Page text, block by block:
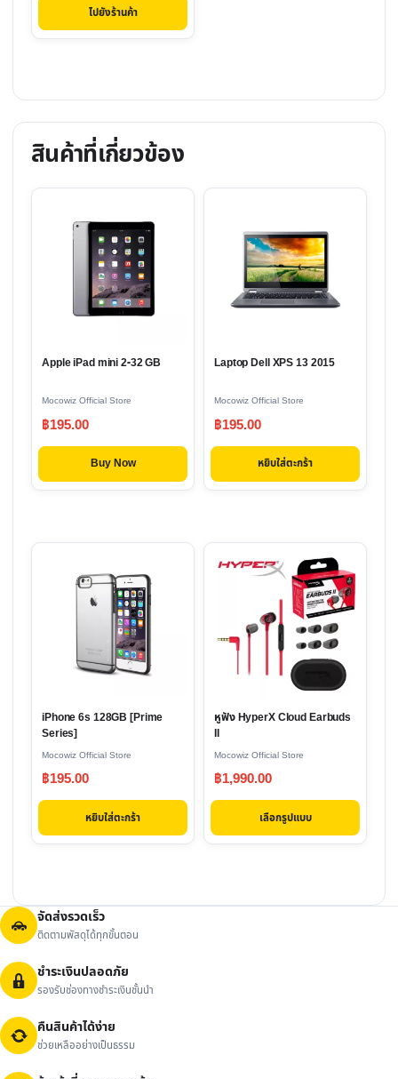
฿499.00.
฿148.00.
ไปยังร้านค้า
สินค้าที่เกี่ยวข้อง
Apple iPad mini 2-32 GB
Mocowiz Official Store
฿195.00
Buy Now
Laptop Dell XPS 13 2015
Mocowiz Official Store
฿195.00
หยิบใส่ตะกร้า
iPhone 6s 128GB [Prime
Series]
Mocowiz Official Store
฿195.00
หยิบใส่ตะกร้า
หูฟัง HyperX Cloud Earbuds
II
Mocowiz Official Store
฿1,990.00
เลือกรูปแบบ
This
product
multiple
variants.
may
chosen
on
product
จัดส่งรวดเร็ว
ติดตามพัสดุได้ทุกขั้นตอน
ชำระเงินปลอดภัย
รองรับช่องทางชำระเงินชั้นนำ
คืนสินค้าได้ง่าย
ช่วยเหลืออย่างเป็นธรรม